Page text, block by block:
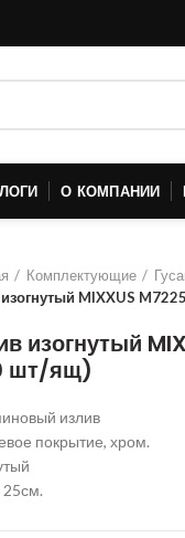
О КОМПАНИИ
Комплектующие
MIXXUS
изогнутый
шт/ящ)
излив
покрытие, хром.